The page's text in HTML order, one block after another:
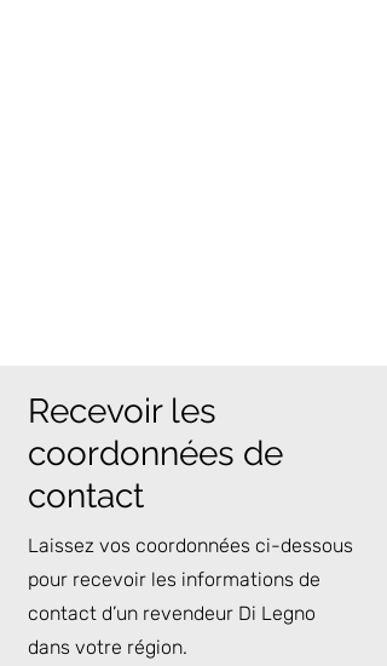
Recevoir les
coordonnées de
contact
Laissez vos coordonnées ci-dessous
pour recevoir les informations de
contact d’un revendeur Di Legno
dans votre région.